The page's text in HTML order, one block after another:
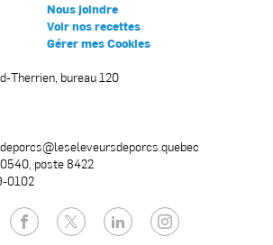
Therrien, bureau 120
poste 8422
0102
FacebookTwitter LinkedInInstagram
Nous joindre
Voir nos recettes
Gérer mes Cookies